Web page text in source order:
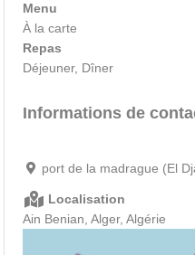
Menu
À la carte
Repas
Déjeuner, Dîner
Informations de
port de la madrague (El
Localisation
Ain Benian, Alger, Algérie